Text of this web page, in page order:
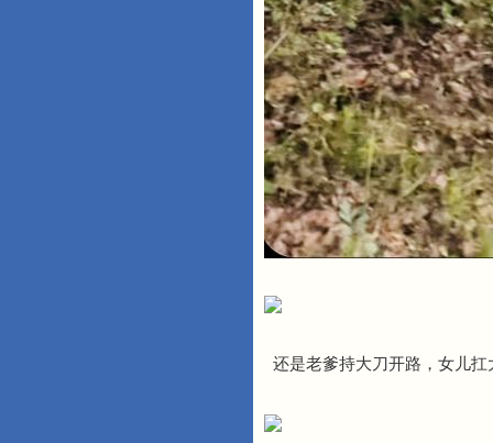
还是老爹持大刀开路，女儿扛